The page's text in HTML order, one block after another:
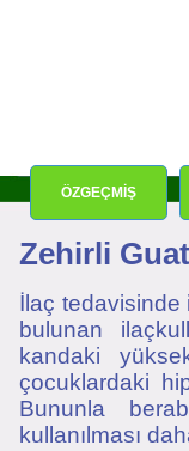
ÖZGEÇMİŞ
Zehirli
İlaç tedavisinde
bulunan
kandaki
çocuklardaki
Bununla
kullanılması